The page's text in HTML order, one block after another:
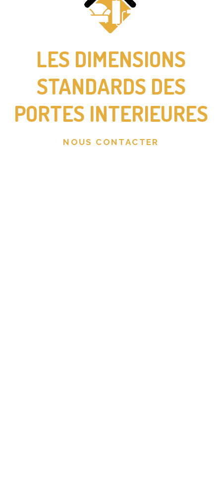
LES DIMENSIONS
STANDARDS DES
PORTES INTERIEURES
NOUS CONTACTER